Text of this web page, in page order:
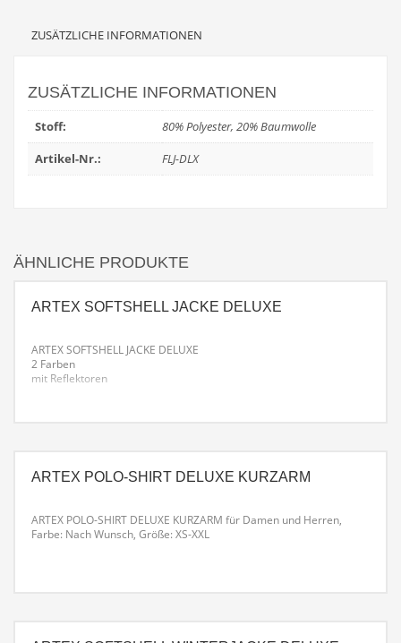
ZUSÄTZLICHE INFORMATIONEN
ZUSÄTZLICHE INFORMATIONEN
Stoff:
80% Polyester, 20% Baumwolle
Artikel-Nr.:
FLJ-DLX
ÄHNLICHE PRODUKTE
ARTEX SOFTSHELL JACKE DELUXE
ARTEX SOFTSHELL JACKE DELUXE
2 Farben
mit Reflektoren
ARTEX POLO-SHIRT DELUXE KURZARM
ARTEX POLO-SHIRT DELUXE KURZARM für Damen und Herren,
Farbe: Nach Wunsch, Größe: XS-XXL